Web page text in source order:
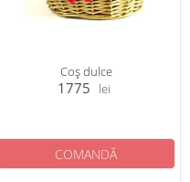
Coș dulce
1775 lei
COMANDĂ